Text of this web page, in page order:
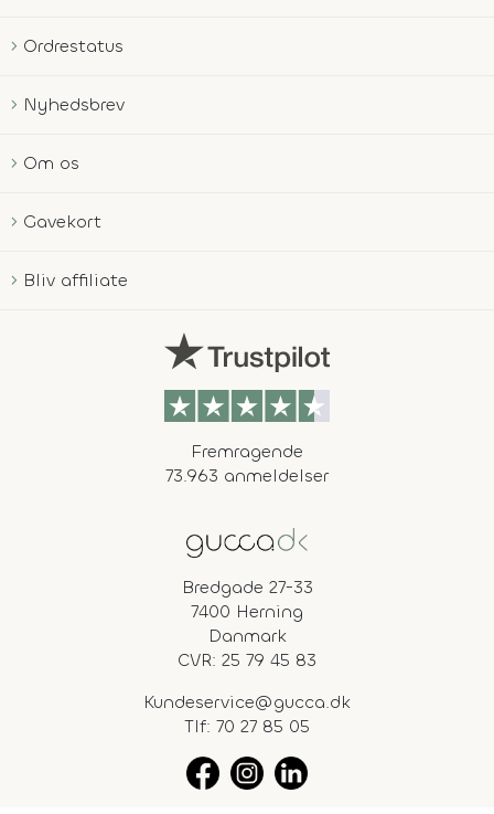
Ordrestatus
Nyhedsbrev
Om os
Gavekort
Bliv affiliate
Fremragende
73.963 anmeldelser
Bredgade 27-33
7400 Herning
Danmark
CVR: 25 79 45 83
Kundeservice@gucca.dk
Tlf: 70 27 85 05